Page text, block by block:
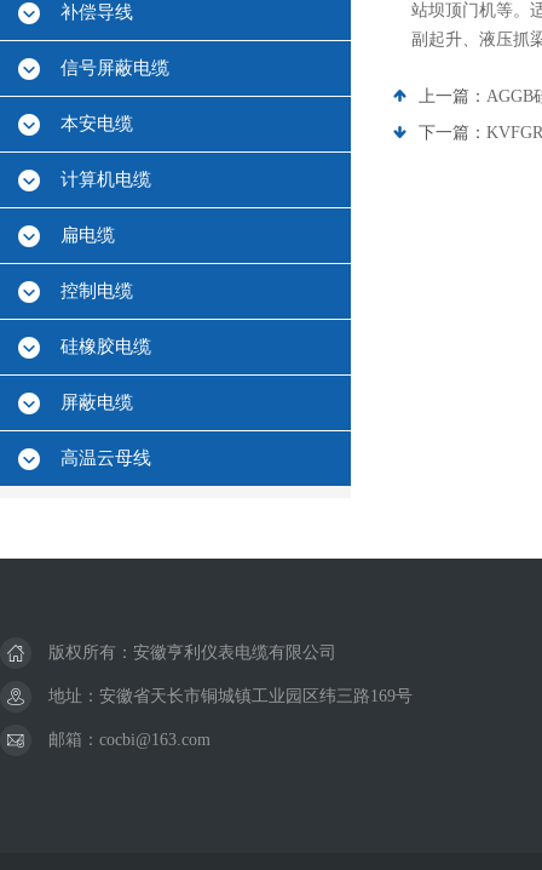
补偿导线
信号屏蔽电缆
本安电缆
计算机电缆
扁电缆
控制电缆
硅橡胶电缆
屏蔽电缆
高温云母线
站坝顶门机等。
副起升、液压抓
上一篇： AGGB
下一篇：
版权所有：安徽亨利仪表电缆有限公司
地址：安徽省天长市铜城镇工业园区纬三路169号
邮箱：cocbi@163.com